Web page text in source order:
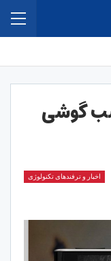
گوشی
اخبار و ترفندهای تکنولوژی